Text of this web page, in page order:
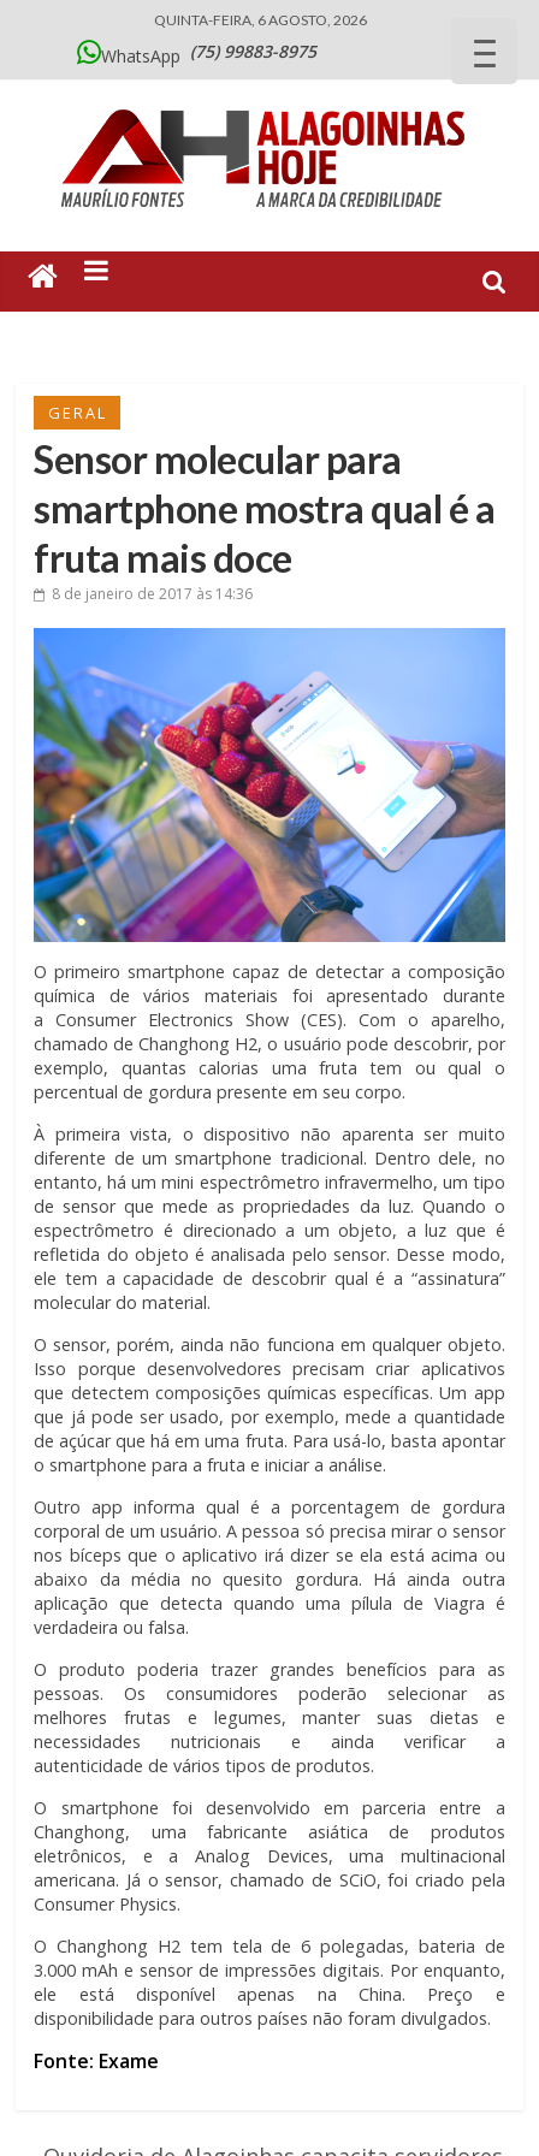
QUINTA-FEIRA, 6 AGOSTO, 2026
WhatsApp (75) 99883-8975
GERAL
Sensor molecular para
smartphone mostra qual é a
fruta mais doce
8 de janeiro de 2017 às 14:36
O primeiro smartphone capaz de detectar a composição
química de vários materiais foi apresentado durante
a Consumer Electronics Show (CES). Com o aparelho,
chamado de Changhong H2, o usuário pode descobrir, por
exemplo, quantas calorias uma fruta tem ou qual o
percentual de gordura presente em seu corpo.
À primeira vista, o dispositivo não aparenta ser muito
diferente de um smartphone tradicional. Dentro dele, no
entanto, há um mini espectrômetro infravermelho, um tipo
de sensor que mede as propriedades da luz. Quando o
espectrômetro é direcionado a um objeto, a luz que é
refletida do objeto é analisada pelo sensor. Desse modo,
ele tem a capacidade de descobrir qual é a “assinatura”
molecular do material.
O sensor, porém, ainda não funciona em qualquer objeto.
Isso porque desenvolvedores precisam criar aplicativos
que detectem composições químicas específicas. Um app
que já pode ser usado, por exemplo, mede a quantidade
de açúcar que há em uma fruta. Para usá-lo, basta apontar
o smartphone para a fruta e iniciar a análise.
Outro app informa qual é a porcentagem de gordura
corporal de um usuário. A pessoa só precisa mirar o sensor
nos bíceps que o aplicativo irá dizer se ela está acima ou
abaixo da média no quesito gordura. Há ainda outra
aplicação que detecta quando uma pílula de Viagra é
verdadeira ou falsa.
O produto poderia trazer grandes benefícios para as
pessoas. Os consumidores poderão selecionar as
melhores frutas e legumes, manter suas dietas e
necessidades nutricionais e ainda verificar a
autenticidade de vários tipos de produtos.
O smartphone foi desenvolvido em parceria entre a
Changhong, uma fabricante asiática de produtos
eletrônicos, e a Analog Devices, uma multinacional
americana. Já o sensor, chamado de SCiO, foi criado pela
Consumer Physics.
O Changhong H2 tem tela de 6 polegadas, bateria de
3.000 mAh e sensor de impressões digitais. Por enquanto,
ele está disponível apenas na China. Preço e
disponibilidade para outros países não foram divulgados.
Fonte: Exame